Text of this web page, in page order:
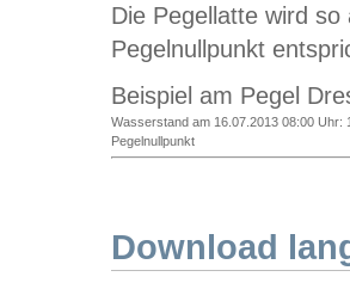
Die Pegellatte wird
Pegelnullpunkt
Beispiel am Pegel
Wasserstand am 16.07.2013 08:00 Uhr:
Pegelnullpunkt
Download